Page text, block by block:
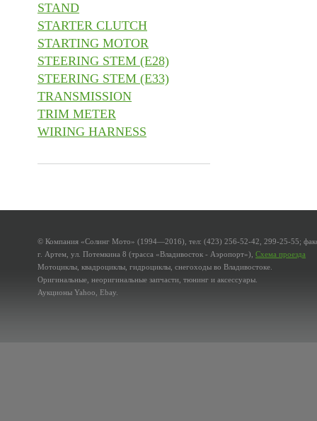
STAND
STARTER CLUTCH
STARTING MOTOR
STEERING STEM (E28)
STEERING STEM (E33)
TRANSMISSION
TRIM METER
WIRING HARNESS
© Компания «Солинг Мото» (1994—2016), тел: (423) 256-52-42, 299-25-55;
г. Артем, ул. Потемкина 8 (трасса «Владивосток - Аэропорт»), Схема проезда
Мотоциклы, квадроциклы, гидроциклы, снегоходы во Владивостоке.
Оригинальные, неоригинальные запчасти, тюнинг и аксессуары.
Аукционы Yahoo, Ebay.